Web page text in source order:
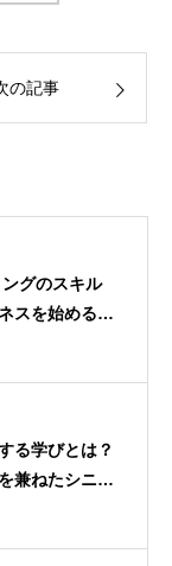
の記事
グのスキル
スを始める方
る学びとは？
兼ねたシニア